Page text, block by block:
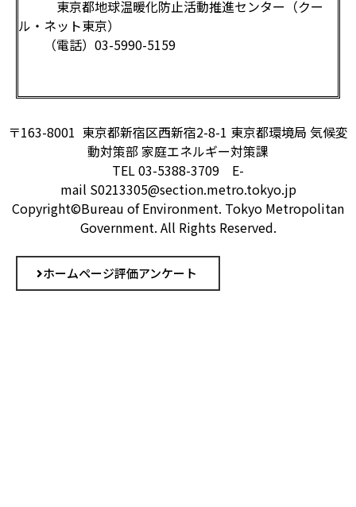
東京都地球温暖化防止活動推進センター（クー
ル・ネット東京）
（電話）03-5990-5159
〒163-8001 東京都新宿区西新宿2-8-1 東京都環境局 気候変
動対策部 家庭エネルギー対策課
TEL 03-5388-3709 E-
mail S0213305@section.metro.tokyo.jp
Copyright©Bureau of Environment. Tokyo Metropolitan
Government. All Rights Reserved.
ホームページ評価アンケート